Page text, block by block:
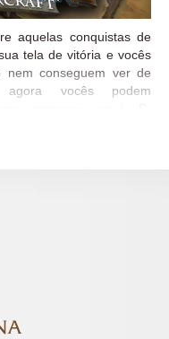
aquelas conquistas de
tela de vitória e vocês
conseguem ver de
vocês podem
Gélida Derrotado Covil
de Naxxramas. Derrote
recompensa LENDÁRIA.
Distrito da Peste é a
o Pestífero, Heigan,
LENDÁRIA.